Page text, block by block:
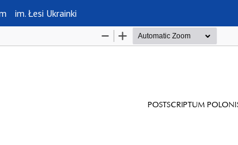
im. Łesi Ukrainki